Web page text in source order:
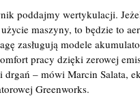
poddajmy wertykulacji.
maszyny, to będzie to
zasługują modele
pracy dzięki zerowej
– mówi Marcin Salata,
Greenworks.